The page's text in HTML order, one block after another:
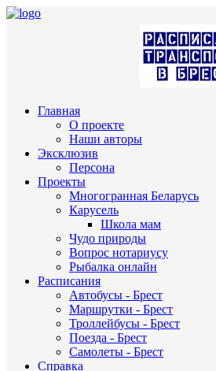
Главная
О проекте
Наши авторы
Эксклюзив
Персона
Проекты
Многогранная Беларусь
Карусель
Школа мам
Чудо природы
Вопрос нотариусу
Рыбалка онлайн
Расписания
Автобусы - Брест
Маршрутки - Брест
Троллейбусы - Брест
Поезда - Брест
Самолеты - Брест
Справка